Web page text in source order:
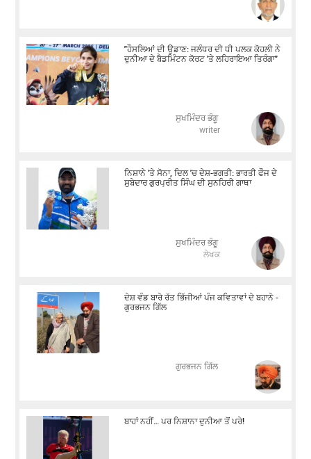
"ਹੌਸਲਿਆਂ ਦੀ ਉਡਾਣ: ਜਲੰਧਰ ਦੀ ਧੀ ਪਲਕ ਕੋਹਲੀ ਨੇ
ਦੁਨੀਆ ਦੇ ਬੈਡਮਿੰਟਨ ਕੋਰਟ 'ਤੇ ਲਹਿਰਾਇਆ ਤਿਰੰਗਾ"
ਸੁਖਮਿੰਦਰ ਭੰਗੂ
writer
ਨਿਸ਼ਾਨੇ 'ਤੇ ਸੋਨਾ, ਦਿਲ 'ਚ ਦੇਸ਼-ਭਗਤੀ: ਭਾਰਤੀ ਫੌਜ ਦੇ
ਸੂਬੇਦਾਰ ਗੁਰਪ੍ਰੀਤ ਸਿੰਘ ਦੀ ਸੁਨਹਿਰੀ ਗਾਥਾ
ਸੁਖਮਿੰਦਰ ਭੰਗੂ
ਲੇਖਕ
ਦੇਸ਼ ਵੰਡ ਬਾਰੇ ਰੱਤ ਭਿੱਜੀਆਂ ਪੰਜ ਕਵਿਤਾਵਾਂ ਦੇ ਬਹਾਨੇ -
ਗੁਰਭਜਨ ਗਿੱਲ
​​​​​​​ਗੁਰਭਜਨ ਗਿੱਲ
ਬਾਹਾਂ ਨਹੀਂ… ਪਰ ਨਿਸ਼ਾਨਾ ਦੁਨੀਆ ਤੋਂ ਪਰੇ!